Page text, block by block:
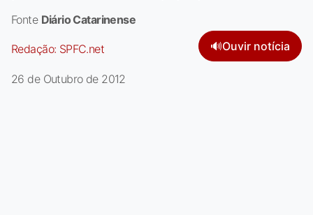
Fonte Diário Catarinense
Redação: SPFC.net 🔊Ouvir notícia
26 de Outubro de 2012